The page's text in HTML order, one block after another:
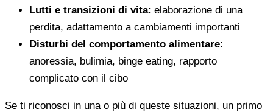
Lutti e transizioni di vita: elaborazione di una
perdita, adattamento a cambiamenti importanti
Disturbi del comportamento alimentare:
anoressia, bulimia, binge eating, rapporto
complicato con il cibo
Se ti riconosci in una o più di queste situazioni, un primo